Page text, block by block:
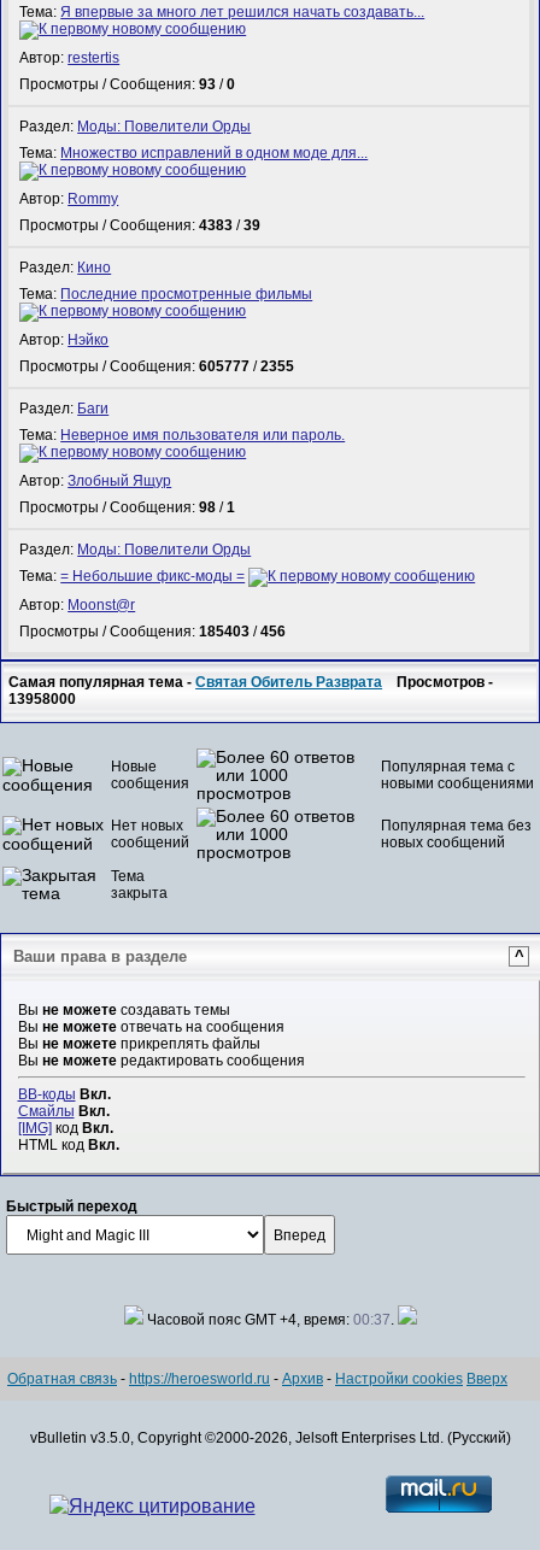
Тема:Я впервые за много лет решился начать создавать...
Автор:restertis
Просмотры / Сообщения:93 /0
Раздел: Моды: Повелители Орды
Тема: Множество исправлений в одном моде для...
Автор: Rommy
Просмотры / Сообщения:4383 /39
Раздел: Кино
Тема: Последние просмотренные фильмы
Автор: Нэйко
Просмотры / Сообщения:605777 /2355
Раздел: Баги
Тема: Неверное имя пользователя или пароль.
Автор:Злобный Ящур
Просмотры / Сообщения:98 /1
Раздел: Моды: Повелители Орды
Тема:= Небольшие фикс-моды =
Автор: Mооnst@r
Просмотры / Сообщения:185403 /456
Самая популярная тема -Святая Обитель Разврата Просмотров -
13958000
Новые
сообщения
Популярная тема с
новыми сообщениями
Нет новых
сообщений
Популярная тема без
новых сообщений
Тема
закрыта
Ваши права в разделе ^
Вы не можетесоздавать темы
Вы не можетеотвечать на сообщения
Вы не можетеприкреплять файлы
Вы не можетередактировать сообщения
BB-коды Вкл.
Смайлы Вкл.
[IMG]код Вкл.
HTML код Вкл.
Быстрый переход
Часовой пояс GMT +4, время: 00:37.
Обратная связь - https://heroesworld.ru - Архив - Настройки cookies Вверх
vBulletin v3.5.0, Copyright ©2000-2026, Jelsoft Enterprises Ltd. (Русский)